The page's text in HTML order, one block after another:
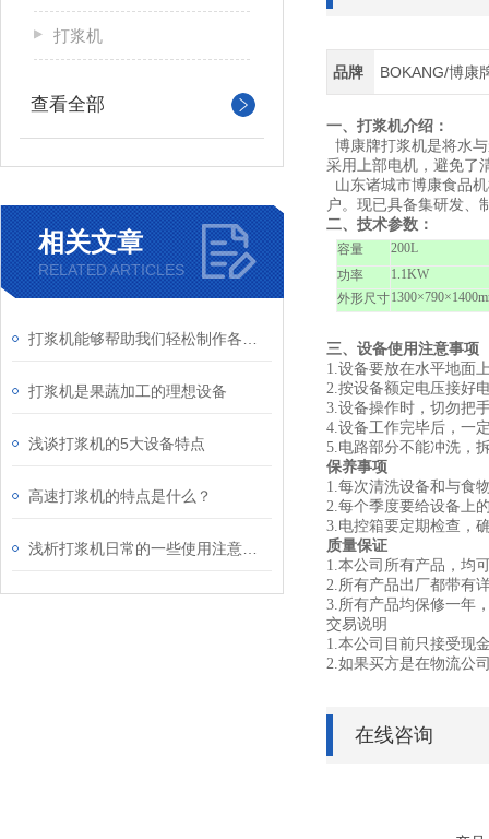
打浆机
查看全部
相关文章
RELATED ARTICLES
打浆机是果蔬加工的理想设备
浅谈打浆机的5大设备特点
高速打浆机的特点是什么？
品牌 BOKANG/博康
一、打浆机介绍：
博康牌打浆机是将水
采用上部电机，避免了
山东诸城市博康食品
户。现已具备集研发、
二、技术参数：
容量
200L
功率
1.1KW
外形尺寸
三、设备使用注意事项
1.设备要放在水平地面
2.按设备额定电压接好
3.设备操作时，切勿把
4.设备工作完毕后，一
5.电路部分不能冲洗，
保养事项
1.每次清洗设备和与食
2.每个季度要给设备上
3.电控箱要定期检查，
质量保证
1.本公司所有产品，均
2.所有产品出厂都带有
3.所有产品均保修一年
交易说明
1.本公司目前只接受现
2.如果买方是在物流公
在线咨询